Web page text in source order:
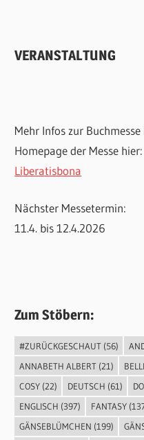
VERANSTALTUNG
Mehr Infos zur
Homepage der Messe hier:
Liberatisbona
Nächster Messetermin:
11.4. bis 12.4.2026
Zum Stöbern:
#ZURÜCKGESCHAUT(56)
ANNABETH ALBERT(21)
COSY(22) DEUTSCH (61)
ENGLISCH (397) FANTASY
GÄNSEBLÜMCHEN (199)